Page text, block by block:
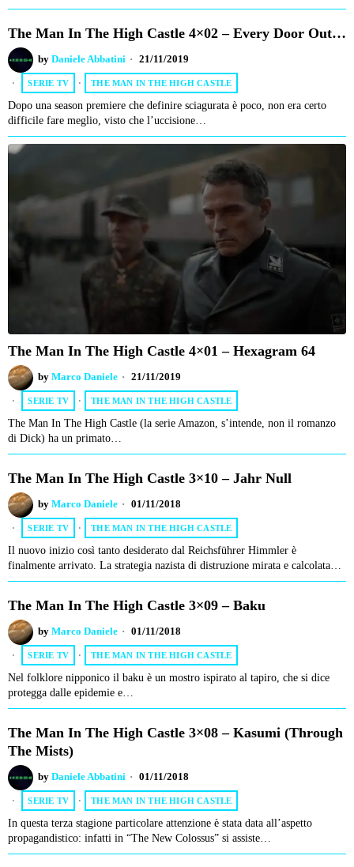
The Man In The High Castle 4×02 – Every Door Out…
by Daniele Abbatini 21/11/2019
SERIE TV · THE MAN IN THE HIGH CASTLE
Dopo una season premiere che definire sciagurata è poco, non era certo
difficile fare meglio, visto che l’uccisione…
The Man In The High Castle 4×01 – Hexagram 64
by Marco Daniele 21/11/2019
SERIE TV · THE MAN IN THE HIGH CASTLE
The Man In The High Castle (la serie Amazon, s’intende, non il romanzo
di Dick) ha un primato…
The Man In The High Castle 3×10 – Jahr Null
by Marco Daniele 01/11/2018
SERIE TV · THE MAN IN THE HIGH CASTLE
Il nuovo inizio così tanto desiderato dal Reichsführer Himmler è
finalmente arrivato. La strategia nazista di distruzione mirata e calcolata…
The Man In The High Castle 3×09 – Baku
by Marco Daniele 01/11/2018
SERIE TV · THE MAN IN THE HIGH CASTLE
Nel folklore nipponico il baku è un mostro ispirato al tapiro, che si dice
protegga dalle epidemie e…
The Man In The High Castle 3×08 – Kasumi (Through
The Mists)
by Daniele Abbatini 01/11/2018
SERIE TV · THE MAN IN THE HIGH CASTLE
In questa terza stagione particolare attenzione è stata data all’aspetto
propagandistico: infatti in “The New Colossus” si assiste…